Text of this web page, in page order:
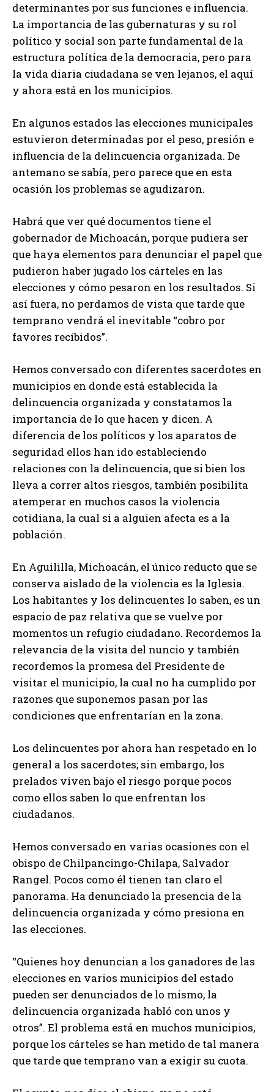
determinantes por sus funciones e influencia.
La importancia de las gubernaturas y su rol
político y social son parte fundamental de la
estructura política de la democracia, pero para
la vida diaria ciudadana se ven lejanos, el aquí
y ahora está en los municipios.
En algunos estados las elecciones municipales
estuvieron determinadas por el peso, presión e
influencia de la delincuencia organizada. De
antemano se sabía, pero parece que en esta
ocasión los problemas se agudizaron.
Habrá que ver qué documentos tiene el
gobernador de Michoacán, porque pudiera ser
que haya elementos para denunciar el papel que
pudieron haber jugado los cárteles en las
elecciones y cómo pesaron en los resultados. Si
así fuera, no perdamos de vista que tarde que
temprano vendrá el inevitable “cobro por
favores recibidos”.
Hemos conversado con diferentes sacerdotes en
municipios en donde está establecida la
delincuencia organizada y constatamos la
importancia de lo que hacen y dicen. A
diferencia de los políticos y los aparatos de
seguridad ellos han ido estableciendo
relaciones con la delincuencia, que si bien los
lleva a correr altos riesgos, también posibilita
atemperar en muchos casos la violencia
cotidiana, la cual si a alguien afecta es a la
población.
En Aguililla, Michoacán, el único reducto que se
conserva aislado de la violencia es la Iglesia.
Los habitantes y los delincuentes lo saben, es un
espacio de paz relativa que se vuelve por
momentos un refugio ciudadano. Recordemos la
relevancia de la visita del nuncio y también
recordemos la promesa del Presidente de
visitar el municipio, la cual no ha cumplido por
razones que suponemos pasan por las
condiciones que enfrentarían en la zona.
Los delincuentes por ahora han respetado en lo
general a los sacerdotes; sin embargo, los
prelados viven bajo el riesgo porque pocos
como ellos saben lo que enfrentan los
ciudadanos.
Hemos conversado en varias ocasiones con el
obispo de Chilpancingo-Chilapa, Salvador
Rangel. Pocos como él tienen tan claro el
panorama. Ha denunciado la presencia de la
delincuencia organizada y cómo presiona en
las elecciones.
“Quienes hoy denuncian a los ganadores de las
elecciones en varios municipios del estado
pueden ser denunciados de lo mismo, la
delincuencia organizada habló con unos y
otros”. El problema está en muchos municipios,
porque los cárteles se han metido de tal manera
que tarde que temprano van a exigir su cuota.